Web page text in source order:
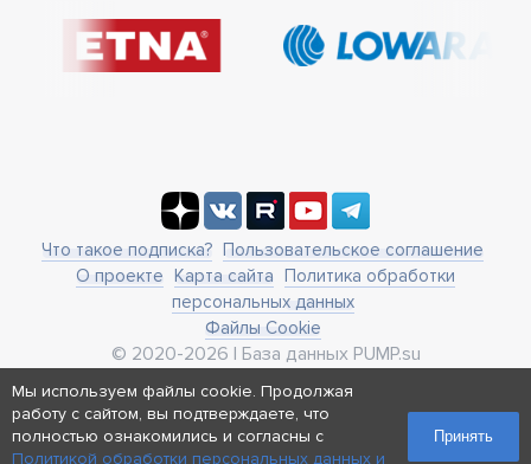
Что такое подписка? Пользовательское соглашение
О проекте Карта сайта Политика обработки
персональных данных
Файлы Cookie
© 2020-2026 | База данных PUMP.su
business@pump.su
г. Москва, ул. Ленинская Слобода 19
Реквизиты
Мы используем файлы cookie. Продолжая
работу с сайтом, вы подтверждаете, что
полностью ознакомились и согласны с
Политикой обработки персональных данных и
Принять